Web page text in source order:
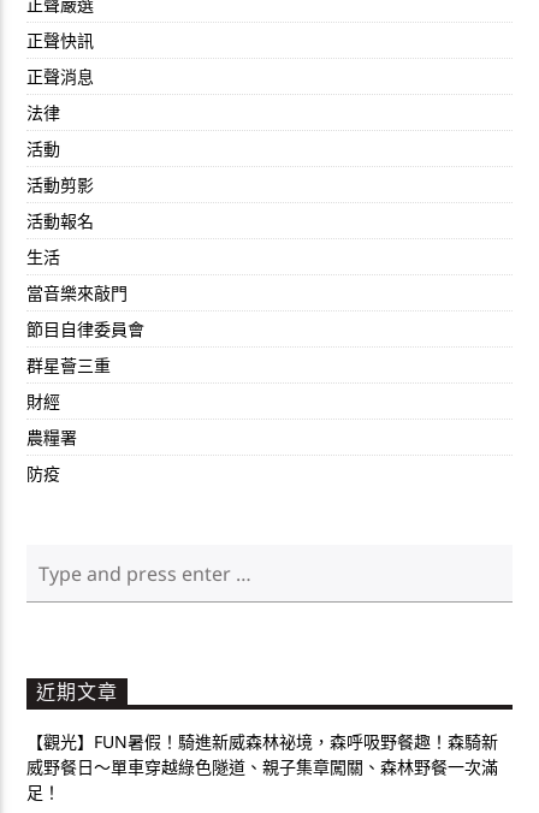
正聲嚴選
正聲快訊
正聲消息
法律
活動
活動剪影
活動報名
生活
當音樂來敲門
節目自律委員會
群星薈三重
財經
農糧署
防疫
近期文章
【觀光】FUN暑假！騎進新威森林祕境，森呼吸野餐趣！森騎新
威野餐日～單車穿越綠色隧道、親子集章闖關、森林野餐一次滿
足！